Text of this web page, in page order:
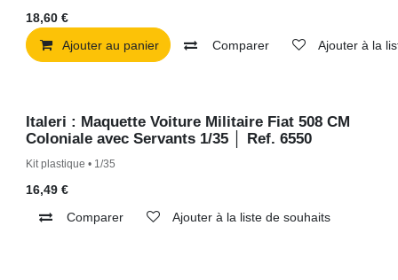
18,60 €
Ajouter au panier Comparer Ajouter à la liste de
Sold Out
Italeri : Maquette Voiture Militaire Fiat 508 CM
Coloniale avec Servants 1/35 │ Ref. 6550
Kit plastique • 1/35
16,49 €